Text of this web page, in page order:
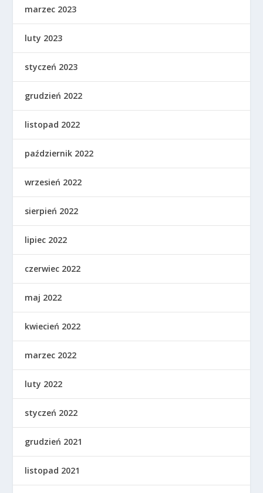
marzec 2023
luty 2023
styczeń 2023
grudzień 2022
listopad 2022
październik 2022
wrzesień 2022
sierpień 2022
lipiec 2022
czerwiec 2022
maj 2022
kwiecień 2022
marzec 2022
luty 2022
styczeń 2022
grudzień 2021
listopad 2021